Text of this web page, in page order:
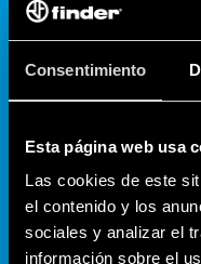
Consentimiento
Esta página web usa
Las cookies de este
el contenido y los
sociales y analizar el
información sobre el
fines comerciales o
con esta Página
solicitudes de
Estadísticas
Los servicios
al Titular
pueden ser
comportamiento